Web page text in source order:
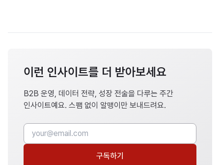
이런 인사이트를 더 받아보세요
B2B 운영, 데이터 전략, 성장 전술을 다루는 주간
인사이트예요. 스팸 없이 알맹이만 보내드려요.
구독하기